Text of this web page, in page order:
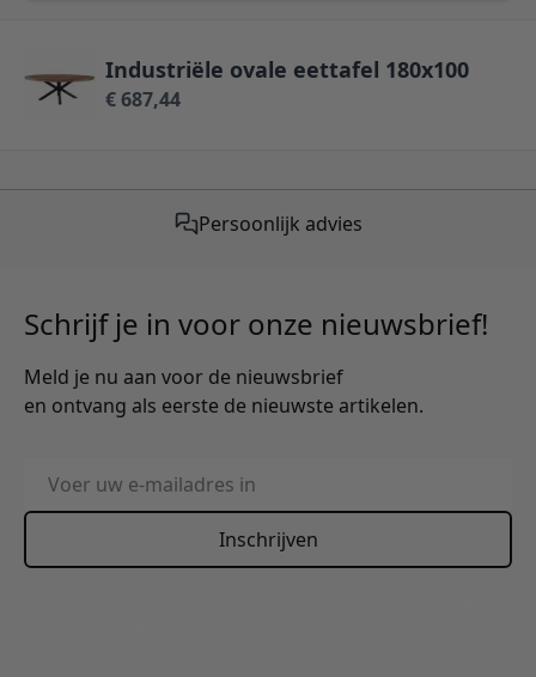
Industriële ovale eettafel 180x100
€ 687,44
Persoonlijk advies
Schrijf je in voor onze nieuwsbrief!
Meld je nu aan voor de nieuwsbrief
en ontvang als eerste de nieuwste artikelen.
E-mailadres
Inschrijven